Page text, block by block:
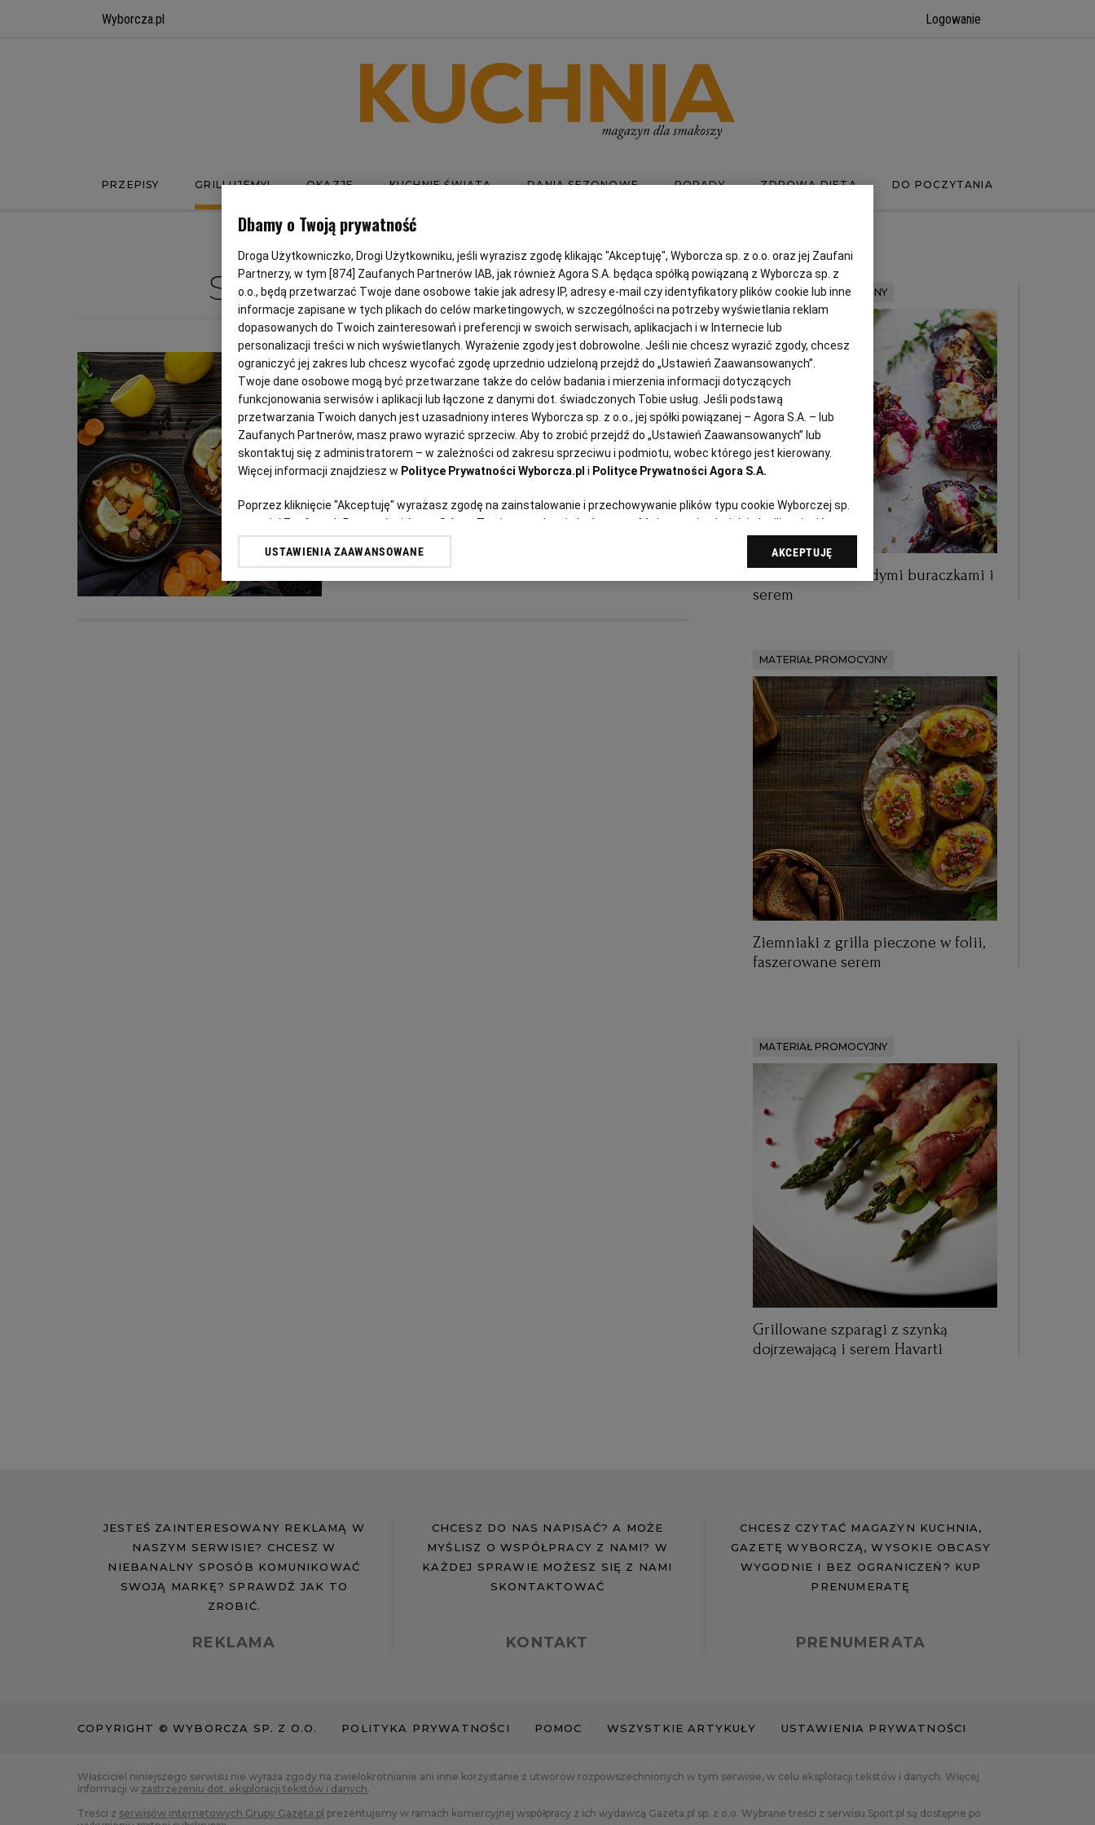
Wyborcza.pl Logowanie
PRZEPISY GRILLUJEMY! OKAZJE KUCHNIE ŚWIATA DANIA SEZONOWE PORADY ZDROWA DIETA DO POCZYTANIA
SOLIANKA
Anna Stefańska
Solianka, czyli ukraińska
zupa z mięsem i ogórkami
kiszonymi
DANIA OBIADOWE KUCHNIA UKRAIŃSKA
NASI NOWI SĄSIEDZI
MATERIAŁ PROMOCYJNY
Letnia tarta z młodymi buraczkami i
serem
MATERIAŁ PROMOCYJNY
Ziemniaki z grilla pieczone w folii,
faszerowane serem
MATERIAŁ PROMOCYJNY
Grillowane szparagi z szynką
dojrzewającą i serem Havarti
JESTEŚ ZAINTERESOWANY REKLAMĄ W
NASZYM SERWISIE? CHCESZ W
NIEBANALNY SPOSÓB KOMUNIKOWAĆ
SWOJĄ MARKĘ? SPRAWDŹ JAK TO
ZROBIĆ.
REKLAMA
CHCESZ DO NAS NAPISAĆ? A MOŻE
MYŚLISZ O WSPÓŁPRACY Z NAMI? W
KAŻDEJ SPRAWIE MOŻESZ SIĘ Z NAMI
SKONTAKTOWAĆ
KONTAKT
CHCESZ CZYTAĆ MAGAZYN KUCHNIA,
GAZETĘ WYBORCZĄ, WYSOKIE OBCASY
WYGODNIE I BEZ OGRANICZEŃ? KUP
PRENUMERATĘ
PRENUMERATA
COPYRIGHT © WYBORCZA SP. Z O.O. POLITYKA PRYWATNOŚCI POMOC WSZYSTKIE ARTYKUŁY USTAWIENIA PRYWATNOŚCI
Właściciel niniejszego serwisu nie wyraża zgody na zwielokrotnianie ani inne korzystanie z utworów rozpowszechnionych w tym serwisie, w celu eksploracji tekstów i danych. Więcej
informacji w zastrzeżeniu dot. eksploracji tekstów i danych.
Treści z serwisów internetowych Grupy Gazeta.pl prezentujemy w ramach komercyjnej współpracy z ich wydawcą Gazeta.pl sp. z o.o. Wybrane treści z serwisu Sport.pl są dostępne po
Dbamy o Twoją prywatność
Droga Użytkowniczko, Drogi Użytkowniku, jeśli wyrazisz zgodę klikając "Akceptuję", Wyborcza sp. z o.o. oraz jej Zaufani
Partnerzy, w tym [874] Zaufanych Partnerów IAB, jak również Agora S.A. będąca spółką powiązaną z Wyborcza sp. z
o.o., będą przetwarzać Twoje dane osobowe takie jak adresy IP, adresy e-mail czy identyfikatory plików cookie lub inne
informacje zapisane w tych plikach do celów marketingowych, w szczególności na potrzeby wyświetlania reklam
dopasowanych do Twoich zainteresowań i preferencji w swoich serwisach, aplikacjach i w Internecie lub
personalizacji treści w nich wyświetlanych. Wyrażenie zgody jest dobrowolne. Jeśli nie chcesz wyrazić zgody, chcesz
ograniczyć jej zakres lub chcesz wycofać zgodę uprzednio udzieloną przejdź do „Ustawień Zaawansowanych”.
Twoje dane osobowe mogą być przetwarzane także do celów badania i mierzenia informacji dotyczących
funkcjonowania serwisów i aplikacji lub łączone z danymi dot. świadczonych Tobie usług. Jeśli podstawą
przetwarzania Twoich danych jest uzasadniony interes Wyborcza sp. z o.o., jej spółki powiązanej – Agora S.A. – lub
Zaufanych Partnerów, masz prawo wyrazić sprzeciw. Aby to zrobić przejdź do „Ustawień Zaawansowanych” lub
skontaktuj się z administratorem – w zależności od zakresu sprzeciwu i podmiotu, wobec którego jest kierowany.
Więcej informacji znajdziesz w Polityce Prywatności Wyborcza.pl i Polityce Prywatności Agora S.A.
Poprzez kliknięcie "Akceptuję" wyrażasz zgodę na zainstalowanie i przechowywanie plików typu cookie Wyborczej sp.
z o. o. jej Zaufanych Partnerów i Agora S.A. na Twoim urządzeniu końcowym. Możesz też w każdej chwili zmienić
swoje preferencje dot. plików cookie, ponownie wywołując narzędzie do zarządzania Twoimi preferencjami dot.
przetwarzania danych poprzez odnośnik „Ustawienia prywatności” w stopce serwisu i przechodząc do sekcji
USTAWIENIA ZAAWANSOWANE AKCEPTUJĘ